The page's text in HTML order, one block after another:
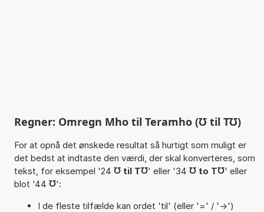
Regner: Omregn Mho til Teramho (℧ til T℧)
For at opnå det ønskede resultat så hurtigt som muligt er
det bedst at indtaste den værdi, der skal konverteres, som
tekst, for eksempel '24 ℧ til T℧' eller '34 ℧ to T℧' eller
blot '44 ℧':
I de fleste tilfælde kan ordet 'til' (eller '=' / '->')